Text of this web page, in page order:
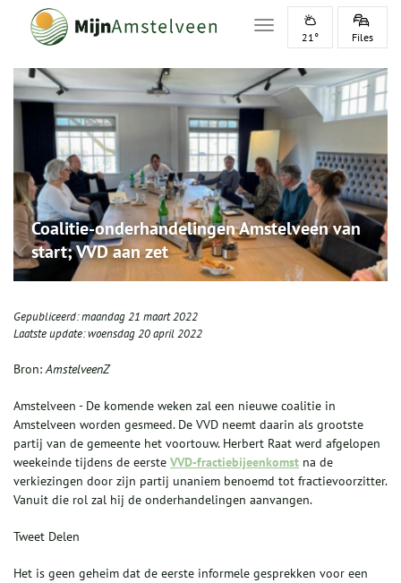
Toggle navigation
21° Files
Coalitie-onderhandelingen Amstelveen van
start; VVD aan zet
Gepubliceerd:maandag 21 maart 2022
Laatste update:woensdag 20 april 2022
Bron:AmstelveenZ
Amstelveen - De komende weken zal een nieuwe coalitie in
Amstelveen worden gesmeed. De VVD neemt daarin als grootste
partij van de gemeente het voortouw. Herbert Raat werd afgelopen
weekeinde tijdens de eerste VVD-fractiebijeenkomst na de
verkiezingen door zijn partij unaniem benoemd tot fractievoorzitter.
Vanuit die rol zal hij de onderhandelingen aanvangen.
Tweet Delen
Het is geen geheim dat de eerste informele gesprekken voor een